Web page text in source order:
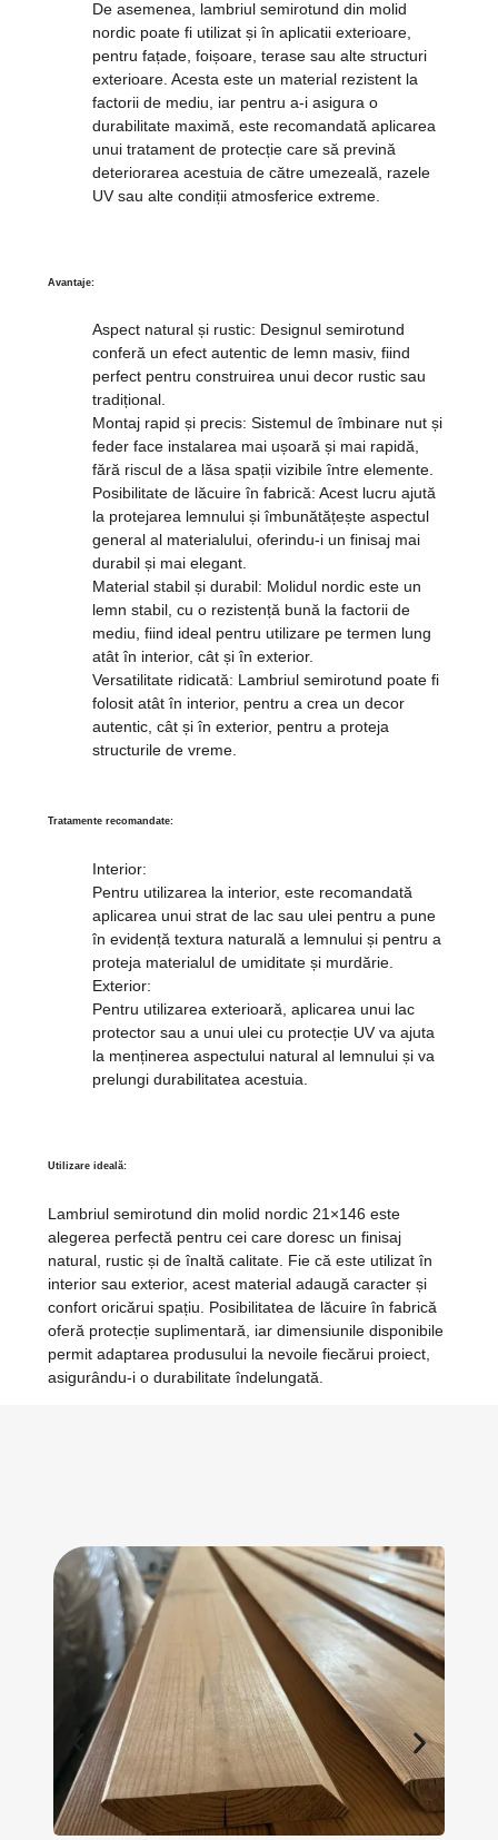
De asemenea, lambriul semirotund din molid
nordic poate fi utilizat și în aplicatii exterioare,
pentru fațade, foișoare, terase sau alte structuri
exterioare. Acesta este un material rezistent la
factorii de mediu, iar pentru a-i asigura o
durabilitate maximă, este recomandată aplicarea
unui tratament de protecție care să prevină
deteriorarea acestuia de către umezeală, razele
UV sau alte condiții atmosferice extreme.
Avantaje:
Aspect natural și rustic: Designul semirotund
conferă un efect autentic de lemn masiv, fiind
perfect pentru construirea unui decor rustic sau
tradițional.
Montaj rapid și precis: Sistemul de îmbinare nut și
feder face instalarea mai ușoară și mai rapidă,
fără riscul de a lăsa spații vizibile între elemente.
Posibilitate de lăcuire în fabrică: Acest lucru ajută
la protejarea lemnului și îmbunătățește aspectul
general al materialului, oferindu-i un finisaj mai
durabil și mai elegant.
Material stabil și durabil: Molidul nordic este un
lemn stabil, cu o rezistență bună la factorii de
mediu, fiind ideal pentru utilizare pe termen lung
atât în interior, cât și în exterior.
Versatilitate ridicată: Lambriul semirotund poate fi
folosit atât în interior, pentru a crea un decor
autentic, cât și în exterior, pentru a proteja
structurile de vreme.
Tratamente recomandate:
Interior:
Pentru utilizarea la interior, este recomandată
aplicarea unui strat de lac sau ulei pentru a pune
în evidență textura naturală a lemnului și pentru a
proteja materialul de umiditate și murdărie.
Exterior:
Pentru utilizarea exterioară, aplicarea unui lac
protector sau a unui ulei cu protecție UV va ajuta
la menținerea aspectului natural al lemnului și va
prelungi durabilitatea acestuia.
Utilizare ideală:
Lambriul semirotund din molid nordic 21×146 este
alegerea perfectă pentru cei care doresc un finisaj
natural, rustic și de înaltă calitate. Fie că este utilizat în
interior sau exterior, acest material adaugă caracter și
confort oricărui spațiu. Posibilitatea de lăcuire în fabrică
oferă protecție suplimentară, iar dimensiunile disponibile
permit adaptarea produsului la nevoile fiecărui proiect,
asigurându-i o durabilitate îndelungată.